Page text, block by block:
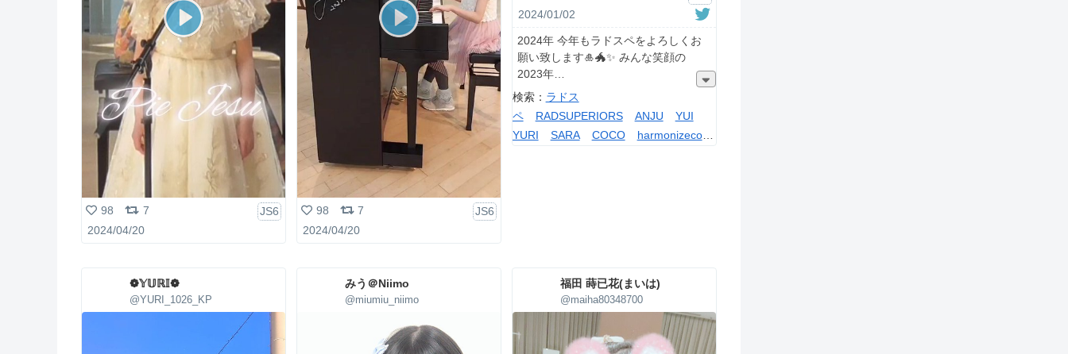
98 7
JS6
2024/04/20
98 7
JS6
2024/04/20
2024/01/02
2024年 今年もラドスペをよろしくお
願い致します🎍🐲✨ みんな笑顔の
2023年
検索： ラドス
ペ
RADSUPERIORS ANJU
YUI
YURI
SARA COCO
harmonizeco
❁𝕐𝕌ℝ𝕀❁
@YURI_1026_KP
みう＠Niimo
@miumiu_niimo
福田 蒔已花(まいは)
@maiha80348700